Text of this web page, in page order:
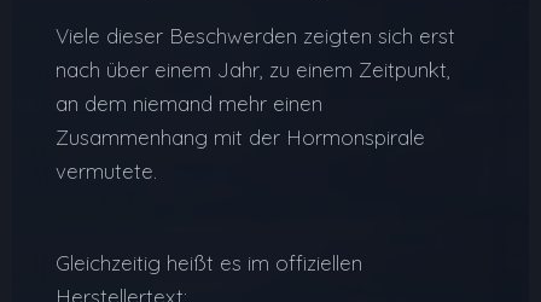
Viele dieser Beschwerden zeigten sich erst
nach über einem Jahr, zu einem Zeitpunkt,
an dem niemand mehr einen
Zusammenhang mit der Hormonspirale
vermutete.
Gleichzeitig heißt es im offiziellen
Herstellertext: